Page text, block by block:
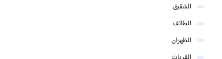
الشقيق
الطائف
الظهران